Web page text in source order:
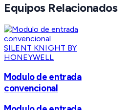
Equipos Relacionados
SILENT KNIGHT BY
HONEYWELL
Modulo de entrada
convencional